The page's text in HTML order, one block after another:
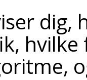
dig,